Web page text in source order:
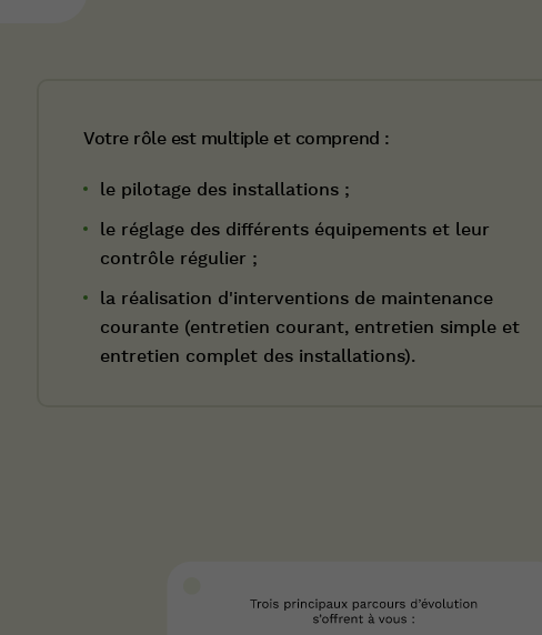
Votre rôle est multiple et comprend :
le pilotage des installations ;
le réglage des différents équipements et leur
contrôle régulier ;
la réalisation d'interventions de maintenance
courante (entretien courant, entretien simple et
entretien complet des installations).